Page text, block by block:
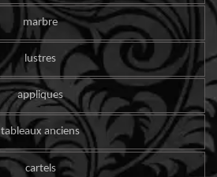
marbre
lustres
appliques
tableaux anciens
cartels